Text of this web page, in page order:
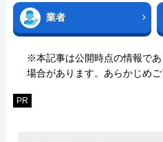
業者
※本記事は公開時点の情報で
場合があります。あらかじめご
PR